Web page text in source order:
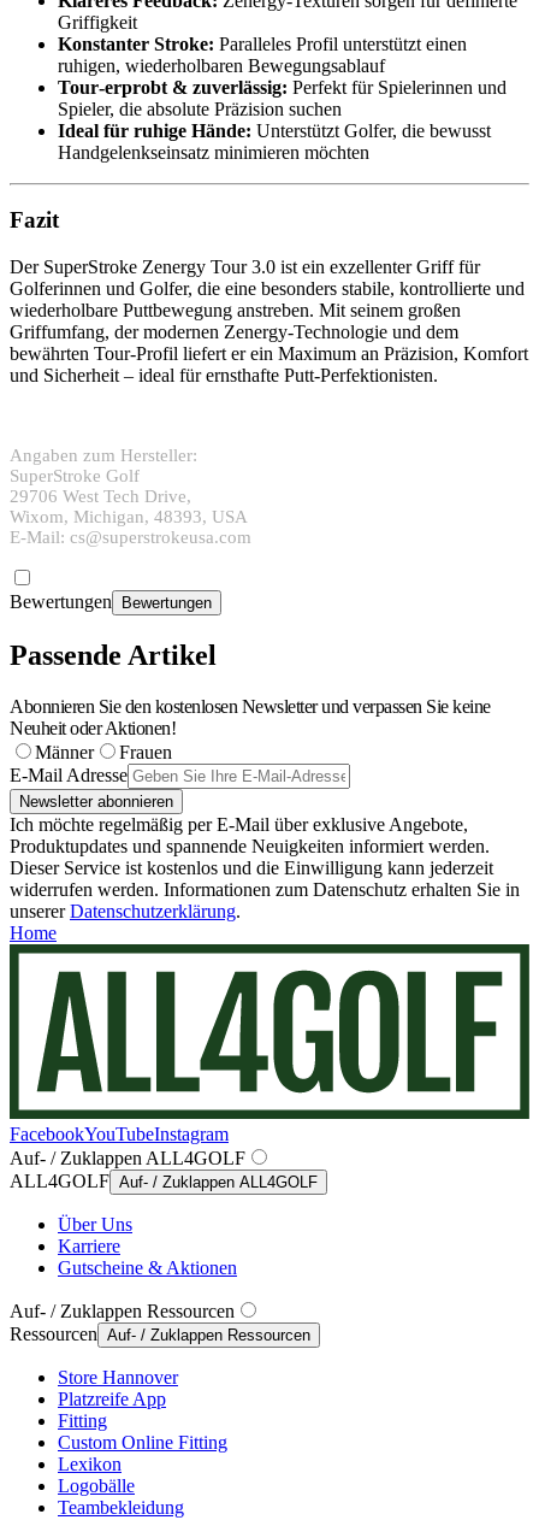
Griffigkeit
Konstanter Stroke: Paralleles Profil unterstützt einen
ruhigen, wiederholbaren Bewegungsablauf
Tour‑erprobt & zuverlässig: Perfekt für Spielerinnen und
Spieler, die absolute Präzision suchen
Ideal für ruhige Hände: Unterstützt Golfer, die bewusst
Handgelenkseinsatz minimieren möchten
Fazit
Der SuperStroke Zenergy Tour 3.0 ist ein exzellenter Griff für
Golferinnen und Golfer, die eine besonders stabile, kontrollierte und
wiederholbare Puttbewegung anstreben. Mit seinem großen
Griffumfang, der modernen Zenergy‑Technologie und dem
bewährten Tour‑Profil liefert er ein Maximum an Präzision, Komfort
und Sicherheit – ideal für ernsthafte Putt‑Perfektionisten.
Angaben zum Hersteller:
SuperStroke Golf
29706 West Tech Drive,
Wixom, Michigan, 48393, USA
E-Mail: cs@superstrokeusa.com
Bewertungen Bewertungen
Passende Artikel
Abonnieren Sie den kostenlosen Newsletter und verpassen Sie keine
Neuheit oder Aktionen!
Männer
Frauen
E-Mail Adresse
Newsletter abonnieren
Ich möchte regelmäßig per E-Mail über exklusive Angebote,
Produktupdates und spannende Neuigkeiten informiert werden.
Dieser Service ist kostenlos und die Einwilligung kann jederzeit
widerrufen werden. Informationen zum Datenschutz erhalten Sie in
unsererDatenschutzerklärung.
Home
FacebookYouTubeInstagram
Auf- / Zuklappen ALL4GOLF
ALL4GOLF Auf- / Zuklappen ALL4GOLF
Über Uns
Karriere
Gutscheine & Aktionen
Auf- / Zuklappen Ressourcen
Ressourcen Auf- / Zuklappen Ressourcen
Store Hannover
Platzreife App
Fitting
Custom Online Fitting
Lexikon
Logobälle
Teambekleidung